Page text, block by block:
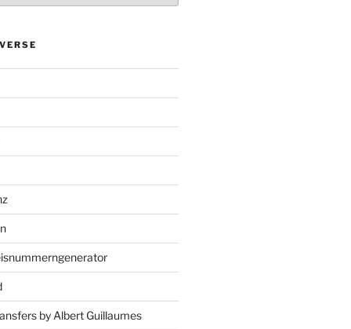
by Albert Guillaumes